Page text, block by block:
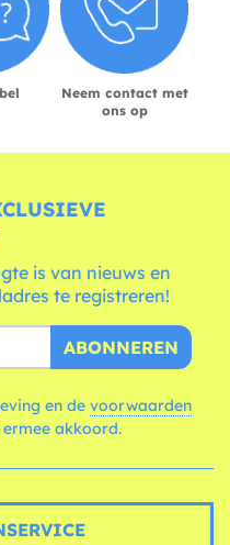
Neem contact met
ons op
is van nieuws en
te registreren!
ABONNEREN
en de voorwaarden
akkoord.